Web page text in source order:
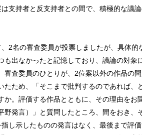
は支持者と反支持者との間で、積極的な議
2名の審査委員が投票しましたが、具体的
も出なかったと記憶しており、議論の対象
審査委員のひとりが、2位案以外の作品の
たため、「そこまで批判するのであれば、
か。評価する作品とともに、その理由をお
野発言）」と質問したところ、間をおき、
し示したものの発言はなく、最後まで評